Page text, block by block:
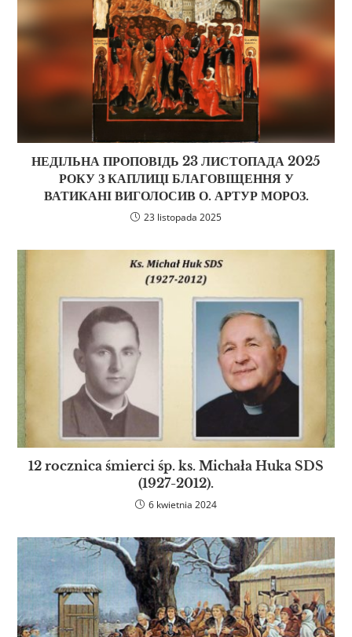
НЕДІЛЬНА ПРОПОВІДЬ 23 ЛИСТОПАДА 2025
РОКУ З КАПЛИЦІ БЛАГОВІЩЕННЯ У
ВАТИКАНІ ВИГОЛОСИВ О. АРТУР МОРОЗ.
23 listopada 2025
12 rocznica śmierci śp. ks. Michała Huka SDS
(1927-2012).
6 kwietnia 2024